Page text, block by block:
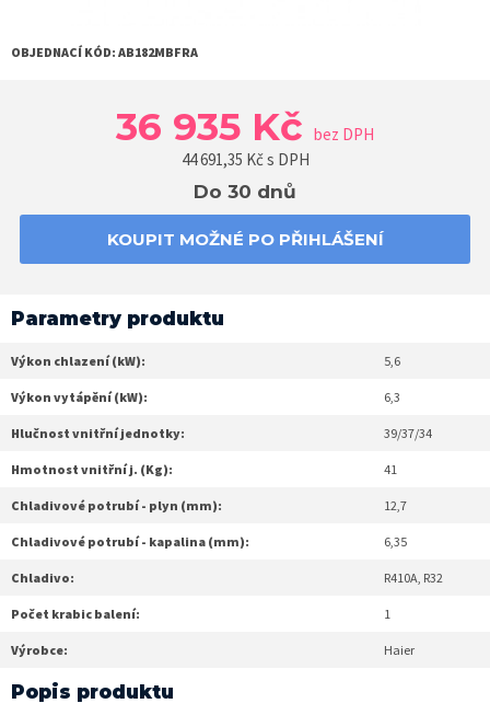
OBJEDNACÍ KÓD: AB182MBFRA
36 935 Kč bez DPH
44 691,35 Kč s DPH
Do 30 dnů
KOUPIT MOŽNÉ PO PŘIHLÁŠENÍ
Parametry produktu
Výkon chlazení (kW): 5,6
Výkon vytápění (kW): 6,3
Hlučnost vnitřní jednotky: 39/37/34
Hmotnost vnitřní j. (Kg): 41
Chladivové potrubí - plyn (mm): 12,7
Chladivové potrubí - kapalina (mm): 6,35
Chladivo: R410A, R32
Počet krabic balení: 1
Výrobce: Haier
Popis produktu